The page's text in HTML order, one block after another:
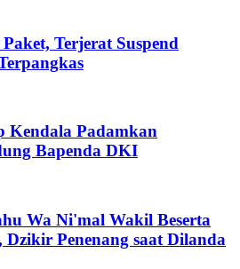
Terjerat Suspend
Kendala Padamkan
Bapenda DKI
Wa Ni'mal Wakil Beserta
Penenang saat Dilanda